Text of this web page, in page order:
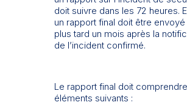
doit suivre dans les 72 heures.
un rapport final doit être envoyé
plus tard un mois après la
de l’incident confirmé.
Le rapport final doit
éléments suivants :